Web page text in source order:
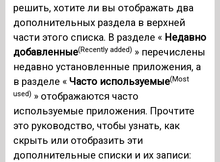
решить, хотите ли вы отображать два
дополнительных раздела в верхней
части этого списка. В разделе « Недавно
добавленные(Recently added) » перечислены
недавно установленные приложения, а
в разделе « Часто используемые(Most
used) » отображаются часто
используемые приложения. Прочтите
это руководство, чтобы узнать, как
скрыть или отобразить эти
дополнительные списки и их записи: